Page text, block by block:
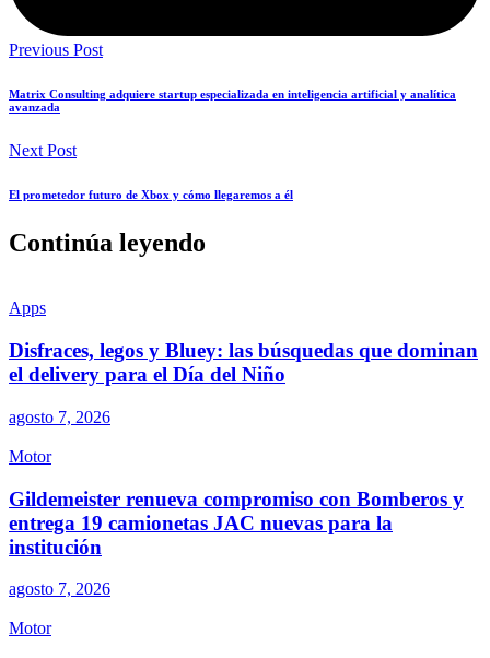
Previous Post
Matrix Consulting adquiere startup especializada en inteligencia artificial y analítica
avanzada
Next Post
El prometedor futuro de Xbox y cómo llegaremos a él
Continúa leyendo
Apps
Disfraces, legos y Bluey: las búsquedas que dominan
el delivery para el Día del Niño
agosto 7, 2026
Motor
Gildemeister renueva compromiso con Bomberos y
entrega 19 camionetas JAC nuevas para la
institución
agosto 7, 2026
Motor